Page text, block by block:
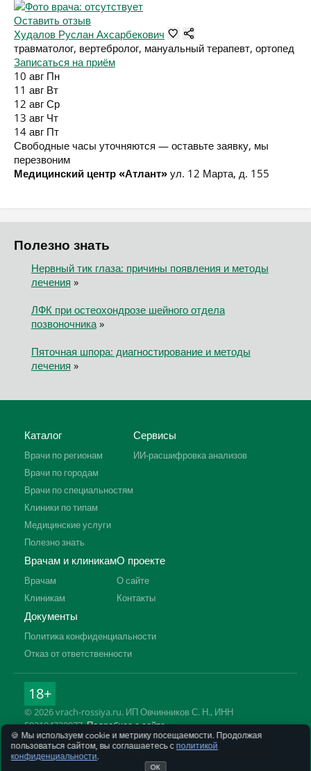
Оставить отзыв
Худалов Руслан Ахсарбекович
травматолог, вертебролог, мануальный терапевт, ортопед
Записаться на приём
10 авг Пн
11 авг Вт
12 авг Ср
13 авг Чт
14 авг Пт
Свободные часы уточняются — оставьте заявку, мы
перезвоним
Медицинский центр «Атлант» ул. 12 Марта, д. 155
Полезно знать
Нервный тик глаза: причины появления и методы
лечения »
ЛФК при остеохондрозе шейного отдела
позвоночника»
Пяточная шпора: диагностирование и методы
лечения »
Каталог
Врачи по регионам
Врачи по городам
Врачи по специальностям
Клиники по типам
Медицинские услуги
Полезно знать
Сервисы
ИИ-расшифровка анализов
Врачам и клиникам
Врачам
Клиникам
О проекте
О сайте
Контакты
Документы
Политика конфиденциальности
Отказ от ответственности
18+
© 2026 vrach-rossiya.ru. ИП Овчинников С. Н., ИНН
592104728977.Подробнее о сайте
Информация на сайте не заменяет приём врача. Имеются
противопоказания, необходима консультация специалиста.
🍪 Мы используем cookie и метрику посещаемости. Продолжая
пользоваться сайтом, вы соглашаетесь с политикой
конфиденциальности.
ОК